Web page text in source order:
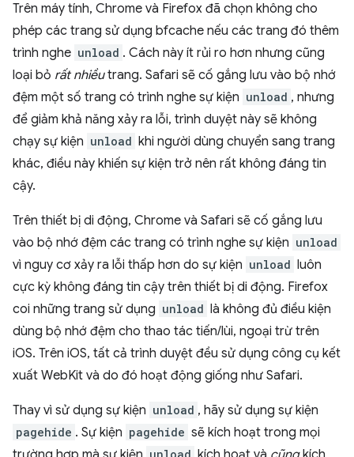
Trên máy tính, Chrome và Firefox đã chọn không cho
phép các trang sử dụng bfcache nếu các trang đó thêm
trình nghe unload . Cách này ít rủi ro hơn nhưng cũng
loại bỏ rất nhiềutrang. Safari sẽ cố gắng lưu vào bộ nhớ
đệm một số trang có trình nghe sự kiện unload , nhưng
để giảm khả năng xảy ra lỗi, trình duyệt này sẽ không
chạy sự kiện unload khi người dùng chuyển sang trang
khác, điều này khiến sự kiện trở nên rất không đáng tin
cậy.
Trên thiết bị di động, Chrome và Safari sẽ cố gắng lưu
vào bộ nhớ đệm các trang có trình nghe sự kiện unload
vì nguy cơ xảy ra lỗi thấp hơn do sự kiện unload luôn
cực kỳ không đáng tin cậy trên thiết bị di động. Firefox
coi những trang sử dụng unload là không đủ điều kiện
dùng bộ nhớ đệm cho thao tác tiến/lùi, ngoại trừ trên
iOS. Trên iOS, tất cả trình duyệt đều sử dụng công cụ kết
xuất WebKit và do đó hoạt động giống như Safari.
Thay vì sử dụng sự kiện unload , hãy sử dụng sự kiện
pagehide . Sự kiện pagehide sẽ kích hoạt trong mọi